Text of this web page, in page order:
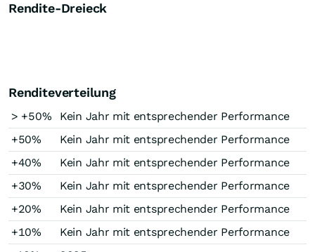
Rendite-Dreieck
Renditeverteilung
> +50%
Kein Jahr mit entsprechender Performance
+50%
Kein Jahr mit entsprechender Performance
+40%
Kein Jahr mit entsprechender Performance
+30%
Kein Jahr mit entsprechender Performance
+20%
Kein Jahr mit entsprechender Performance
+10%
Kein Jahr mit entsprechender Performance